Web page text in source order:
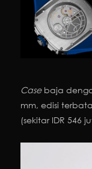
Casebaja
mm, edisi
(sekitar IDR 546